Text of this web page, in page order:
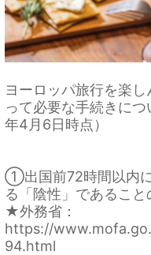
ヨーロッパ旅行を楽
って必要な手続きに
年4月6日時点）
①出国前72時間以内
る「陰性」であるこ
★外務省：
https://
94.html